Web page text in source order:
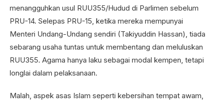
menangguhkan usul RUU355/Hudud di Parlimen sebelum
PRU-14. Selepas PRU-15, ketika mereka mempunyai
Menteri Undang-Undang sendiri (Takiyuddin Hassan), tiada
sebarang usaha tuntas untuk membentang dan meluluskan
RUU355. Agama hanya laku sebagai modal kempen, tetapi
longlai dalam pelaksanaan.
Malah, aspek asas Islam seperti kebersihan tempat awam,